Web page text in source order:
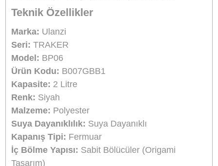
boyutlarındaki kompakt yapısı sayesinde
kolayca sığar. Sadece 242 gram ağırlığındaki
tasarımı, taşınabilirlik açısından büyük
sağlar ve gün boyu yanınızda taşırken ekstra
oluşturmaz. Minimalist siyah tasarımı,
ve modern bir görünüm sunarak hem iş
hem seyahatlerde şık bir kullanım
sağlar.
Çok bölmeli sabit iç düzen, aksesuarların
karışmasını önler ve düzenli depolama